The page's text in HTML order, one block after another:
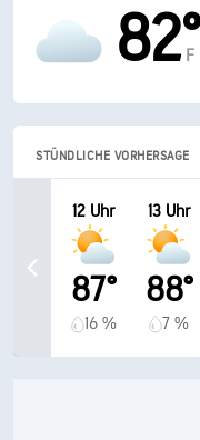
82°
F
STÜNDLICHE VORHERSAGE
12 Uhr
87°
16 %
13 Uhr
88°
7 %